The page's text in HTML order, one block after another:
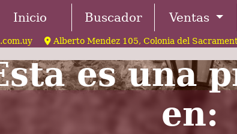
Inicio Buscador Ventas
Alberto Mendez 105, Colonia del
es una
en: